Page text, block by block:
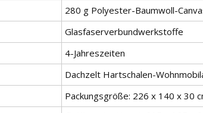
280 g Polyester-Baumwoll-
Glasfaserverbundwerkstoffe
4-Jahreszeiten
Dachzelt Hartschalen-
Packungsgröße: 226 x 140 x 30